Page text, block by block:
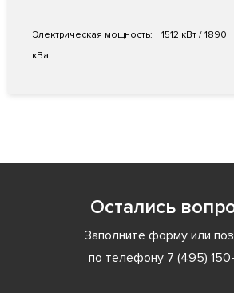
Электрическая мощность:
1512 кВт / 1890
кВа
Остались
Заполните форму или
по телефону 7 (495)